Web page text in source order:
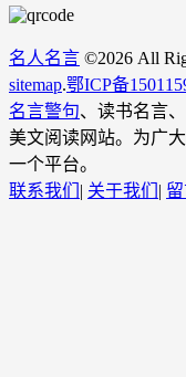
名人名言 ©2026 All
sitemap.鄂ICP备
名言警句、读书名言
美文阅读网站。为广
一个平台。
联系我们 | 关于我们 |